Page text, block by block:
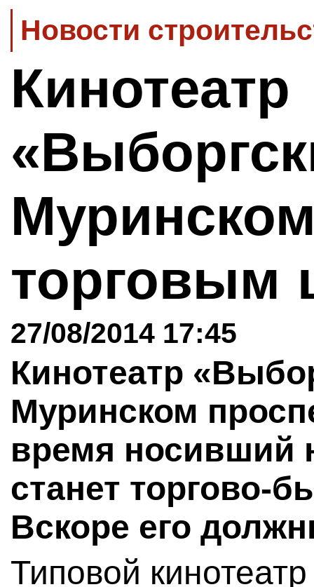
Новости
Кинотеатр
торговым
27/08/2014 17:45
Кинотеатр
Муринском
время носивший
станет торгово-
Вскоре его
Типовой